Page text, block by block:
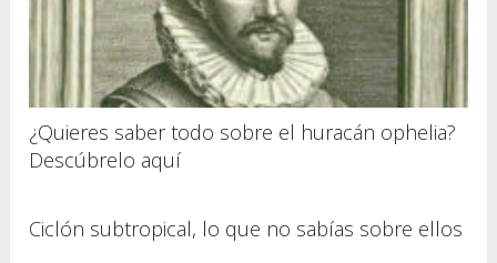
¿Quieres saber todo sobre el huracán ophelia?
Descúbrelo aquí
Ciclón subtropical, lo que no sabías sobre ellos